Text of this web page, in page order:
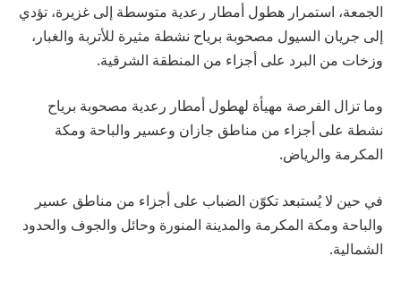
الجمعة، استمرار هطول أمطار رعدية متوسطة إلى غزيرة، تؤدي
إلى جريان السيول مصحوبة برياح نشطة مثيرة للأتربة والغبار،
وزخات من البرد على أجزاء من المنطقة الشرقية.
وما تزال الفرصة مهيأة لهطول أمطار رعدية مصحوبة برياح
نشطة على أجزاء من مناطق جازان وعسير والباحة ومكة
المكرمة والرياض.
في حين لا يُستبعد تكوّن الضباب على أجزاء من مناطق عسير
والباحة ومكة المكرمة والمدينة المنورة وحائل والجوف والحدود
الشمالية.